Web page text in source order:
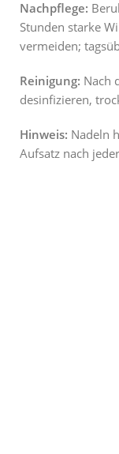
Nachpflege:
Stunden starke
vermeiden;
Reinigung: Nach
desinfizieren,
Hinweis: Nadeln
Aufsatz nach